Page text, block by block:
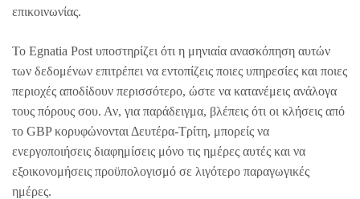
επικοινωνίας.
Το Egnatia Post υποστηρίζει ότι η μηνιαία ανασκόπηση αυτών
των δεδομένων επιτρέπει να εντοπίζεις ποιες υπηρεσίες και ποιες
περιοχές αποδίδουν περισσότερο, ώστε να κατανέμεις ανάλογα
τους πόρους σου. Αν, για παράδειγμα, βλέπεις ότι οι κλήσεις από
το GBP κορυφώνονται Δευτέρα-Τρίτη, μπορείς να
ενεργοποιήσεις διαφημίσεις μόνο τις ημέρες αυτές και να
εξοικονομήσεις προϋπολογισμό σε λιγότερο παραγωγικές
ημέρες.